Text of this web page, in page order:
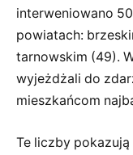
interweniowano
powiatach:
tarnowskim (49).
wyjeżdżali do
mieszkańcom
Te liczby